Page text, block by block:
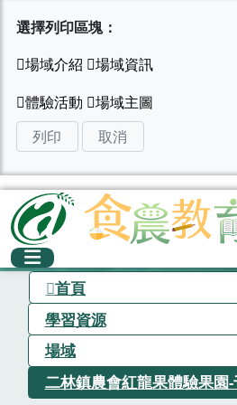
選擇列印區塊：
列印 取消
首頁
學習資源
場域
二林鎮農會紅龍果體驗果園